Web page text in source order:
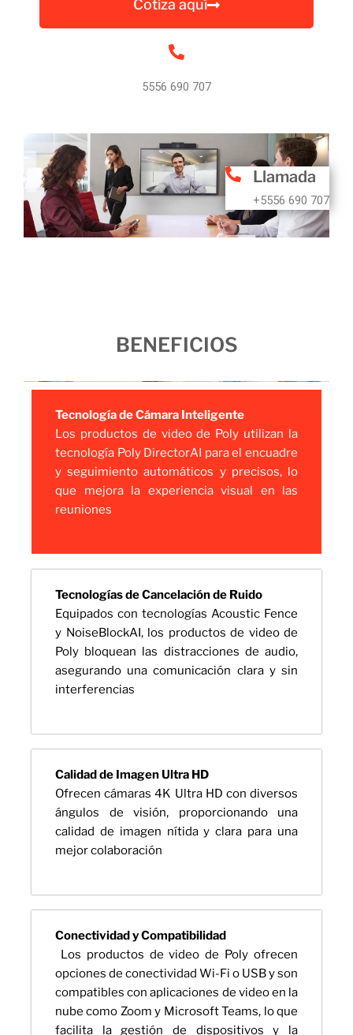
Cotiza aquí
5556 690 707
Llamada
+5556 690 707
BENEFICIOS
Tecnología de Cámara Inteligente
Los productos de video de Poly utilizan la
tecnología Poly DirectorAI para el encuadre
y seguimiento automáticos y precisos, lo
que mejora la experiencia visual en las
reuniones
Tecnologías de Cancelación de Ruido
Equipados con tecnologías Acoustic Fence
y NoiseBlockAI, los productos de video de
Poly bloquean las distracciones de audio,
asegurando una comunicación clara y sin
interferencias
Calidad de Imagen Ultra HD
Ofrecen cámaras 4K Ultra HD con diversos
ángulos de visión, proporcionando una
calidad de imagen nítida y clara para una
mejor colaboración
Conectividad y Compatibilidad
Los productos de video de Poly ofrecen
opciones de conectividad Wi-Fi o USB y son
compatibles con aplicaciones de video en la
nube como Zoom y Microsoft Teams, lo que
facilita la gestión de dispositivos y la